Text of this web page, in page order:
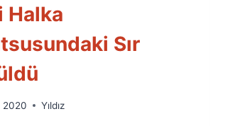
Halka
Sır
2020 Yıldız